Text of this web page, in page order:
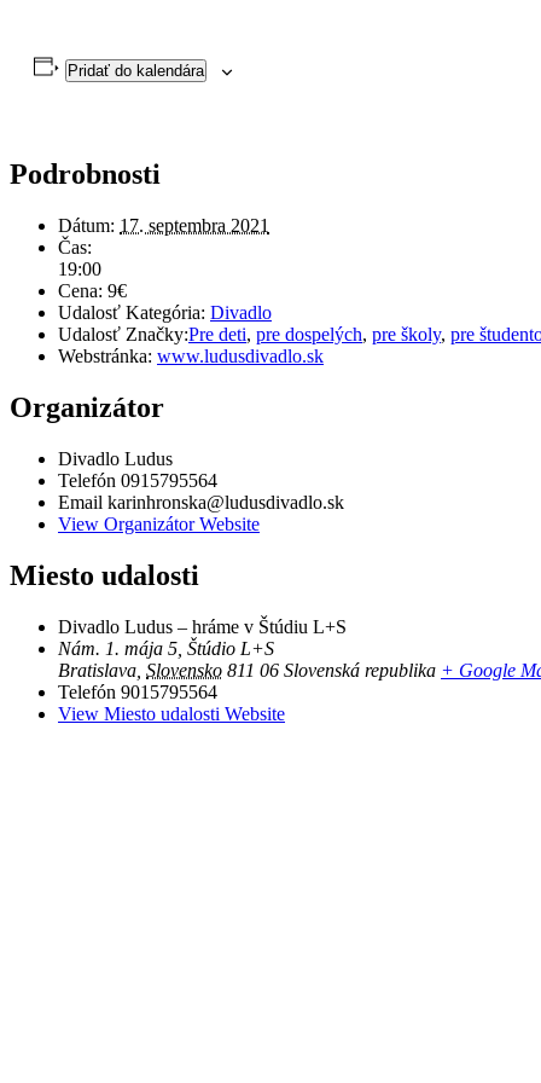
Pridať do kalendára
Podrobnosti
Dátum: 17. septembra 2021
Čas:
19:00
Cena: 9€
Udalosť Kategória: Divadlo
Udalosť Značky:Pre deti, pre dospelých, pre školy, pre
Webstránka: www.ludusdivadlo.sk
Organizátor
Divadlo Ludus
Telefón 0915795564
Email karinhronska@ludusdivadlo.sk
View Organizátor Website
Miesto udalosti
Divadlo Ludus – hráme v Štúdiu L+S
Nám. 1. mája 5, Štúdio L+S
Bratislava Slovensko 811 06 Slovenská republika + Google
Telefón 9015795564
View Miesto udalosti Website